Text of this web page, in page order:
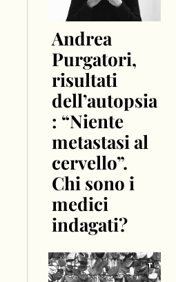
Andrea
Purgatori,
risultati
dell’autopsia
: “Niente
metastasi al
cervello”.
Chi sono i
medici
indagati?